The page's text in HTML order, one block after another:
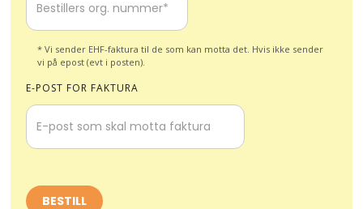
* Vi sender EHF-faktura til de som kan motta det. Hvis ikke sender
vi på epost (evt i posten).
E-POST FOR FAKTURA